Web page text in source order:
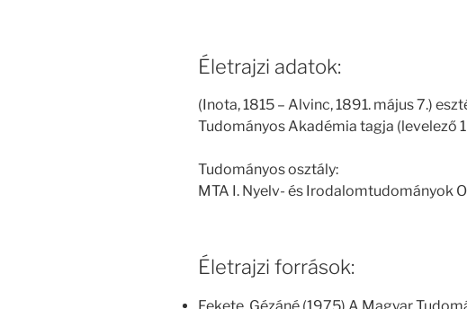
Életrajzi adatok:
(Inota, 1815 – Alvinc, 1891. május 7.)
Tudományos Akadémia tagja (levelező
Tudományos osztály:
MTA I. Nyelv- és Irodalomtudományok
Életrajzi források: